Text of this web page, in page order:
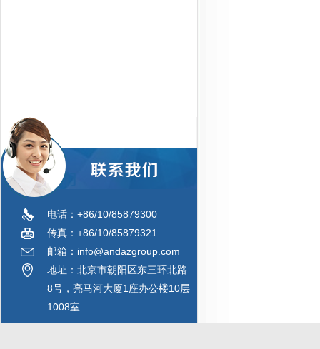
电话：+86/10/85879300
传真：+86/10/85879321
邮箱：info@andazgroup.com
地址：北京市朝阳区东三环北路
8号，亮马河大厦1座办公楼10层
1008室